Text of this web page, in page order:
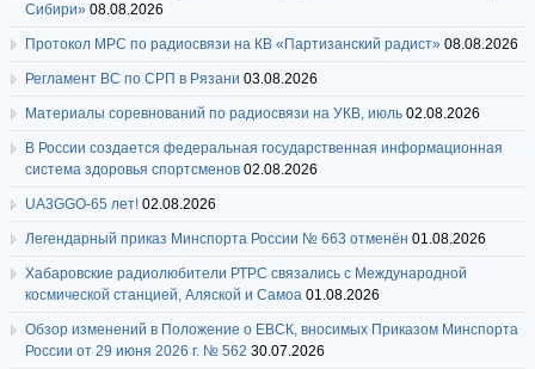
Сибири» 08.08.2026
Протокол МРС по радиосвязи на КВ «Партизанский радист» 08.08.2026
Регламент ВС по СРП в Рязани 03.08.2026
Материалы соревнований по радиосвязи на УКВ, июль 02.08.2026
В России создается федеральная государственная информационная
система здоровья спортсменов 02.08.2026
UA3GGO-65 лет! 02.08.2026
Легендарный приказ Минспорта России № 663 отменён 01.08.2026
Хабаровские радиолюбители РТРС связались с Международной
космической станцией, Аляской и Самоа 01.08.2026
Обзор изменений в Положение о ЕВСК, вносимых Приказом Минспорта
России от 29 июня 2026 г. № 562 30.07.2026